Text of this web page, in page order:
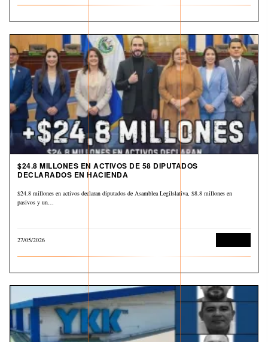
$24.8 MILLONES EN ACTIVOS DE 58 DIPUTADOS
DECLARADOS EN HACIENDA
$24.8 millones en activos declaran diputados de Asamblea Legilslativa, $8.8 millones en
pasivos y un…
27/05/2026